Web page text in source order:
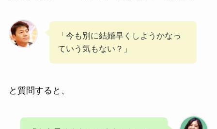
「今も別に結婚早くしようかなっ
ていう気もない？」
と質問すると、